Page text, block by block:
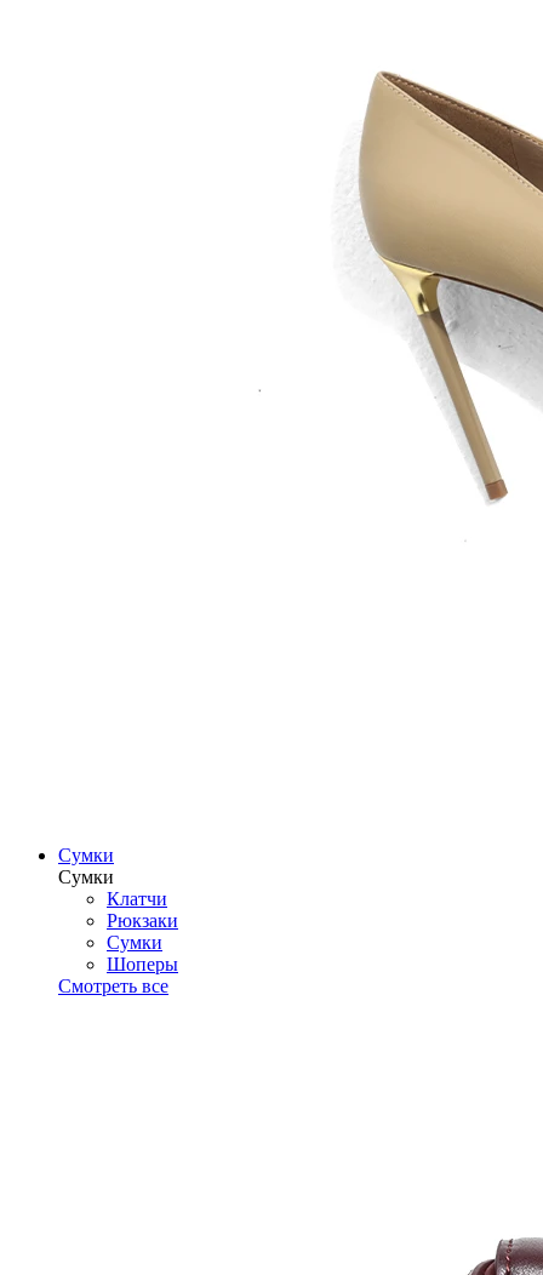
Сумки
Сумки
Клатчи
Рюкзаки
Сумки
Шоперы
Смотреть все